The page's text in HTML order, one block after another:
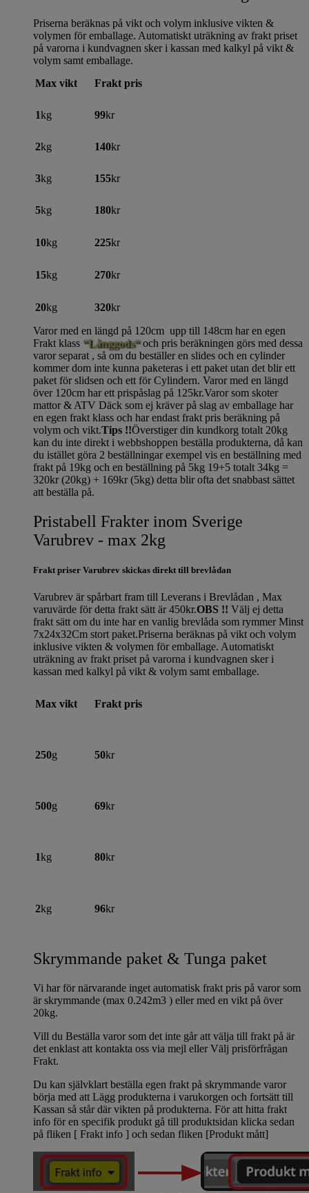
Priserna beräknas på vikt och volym inklusive vikten &
volymen för emballage. Automatiskt uträkning av frakt priset
på varorna i kundvagnen sker i kassan med kalkyl på vikt &
volym samt emballage.
Max vikt
Frakt pris
1kg 99kr
2kg 140kr
3kg 155kr
5kg 180kr
10kg 225kr
15kg 270kr
20kg 320kr
Varor med en längd på 120cm upp till 148cm har en egen
Frakt klass “Långgods“och pris beräkningen görs med dessa
varor separat , så om du beställer en slides och en cylinder
kommer dom inte kunna paketeras i ett paket utan det blir ett
paket för slidsen och ett för Cylindern. Varor med en längd
över 120cm har ett prispåslag på 125kr.Varor som skoter
mattor & ATV Däck som ej kräver på slag av emballage har
en egen frakt klass och har endast frakt pris beräkning på
volym och vikt.Tips !!Överstiger din kundkorg totalt 20kg
kan du inte direkt i webbshoppen beställa produkterna, då kan
du istället göra 2 beställningar exempel vis en beställning med
frakt på 19kg och en beställning på 5kg 19+5 totalt 34kg =
320kr (20kg) + 169kr (5kg) detta blir ofta det snabbast sättet
att beställa på.
Pristabell Frakter inom Sverige
Varubrev - max 2kg
Frakt priser Varubrev skickas direkt till brevlådan
Varubrev är spårbart fram till Leverans i Brevlådan , Max
varuvärde för detta frakt sätt är 450kr.OBS !! Välj ej detta
frakt sätt om du inte har en vanlig brevlåda som rymmer Minst
7x24x32Cm stort paket.Priserna beräknas på vikt och volym
inklusive vikten & volymen för emballage. Automatiskt
uträkning av frakt priset på varorna i kundvagnen sker i
kassan med kalkyl på vikt & volym samt emballage.
Max vikt Frakt pris
250g 50kr
500g 69kr
1kg 80kr
2kg 96kr
Skrymmande paket & Tunga paket
Vi har för närvarande inget automatisk frakt pris på varor som
är skrymmande (max 0.242m3 ) eller med en vikt på över
20kg.
Vill du Beställa varor som det inte går att välja till frakt på är
det enklast att kontakta oss via mejl eller Välj prisförfrågan
Frakt.
Du kan självklart beställa egen frakt på skrymmande varor
börja med att Lägg produkterna i varukorgen och fortsätt till
Kassan så står där vikten på produkterna. För att hitta frakt
info för en specifik produkt gå till produktsidan klicka sedan
på fliken [ Frakt info ] och sedan fliken [Produkt mått]